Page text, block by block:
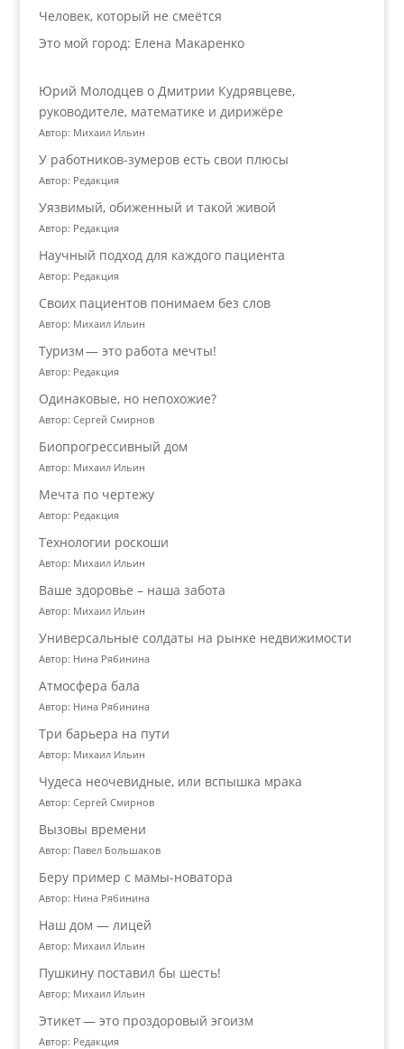
Человек, который не смеётся
Это мой город: Елена Макаренко
Юрий Молодцев о Дмитрии Кудрявцеве,
руководителе, математике и дирижёре
Автор: Михаил Ильин
У работников‑зумеров есть свои плюсы
Автор: Редакция
Уязвимый, обиженный и такой живой
Автор: Редакция
Научный подход для каждого пациента
Автор: Редакция
Своих пациентов понимаем без слов
Автор: Михаил Ильин
Туризм — это работа мечты!
Автор: Редакция
Одинаковые, но непохожие?
Автор: Сергей Смирнов
Биопрогрессивный дом
Автор: Михаил Ильин
Мечта по чертежу
Автор: Редакция
Технологии роскоши
Автор: Михаил Ильин
Ваше здоровье – наша забота
Автор: Михаил Ильин
Универсальные солдаты на рынке недвижимости
Автор: Нина Рябинина
Атмосфера бала
Автор: Нина Рябинина
Три барьера на пути
Автор: Михаил Ильин
Чудеса неочевидные, или вспышка мрака
Автор: Сергей Смирнов
Вызовы времени
Автор: Павел Большаков
Беру пример с мамы-новатора
Автор: Нина Рябинина
Наш дом — лицей
Автор: Михаил Ильин
Пушкину поставил бы шесть!
Автор: Михаил Ильин
Этикет — это проздоровый эгоизм
Автор: Редакция